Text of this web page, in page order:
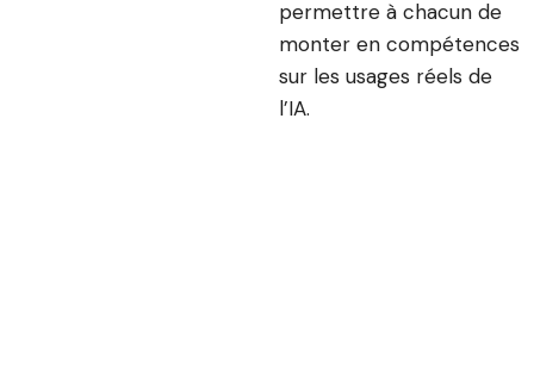
permettre à chacun de
monter en compétences
sur les usages réels de
l’IA.